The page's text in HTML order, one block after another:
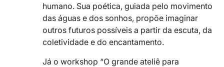
humano. Sua poética, guiada pelo movimento
das águas e dos sonhos, propõe imaginar
outros futuros possíveis a partir da escuta, da
coletividade e do encantamento.
Já o workshop “O grande ateliê para